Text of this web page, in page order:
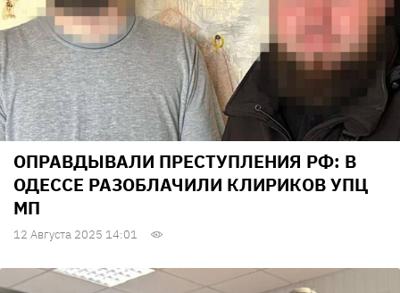
ОПРАВДЫВАЛИ ПРЕСТУПЛЕНИЯ РФ: В
ОДЕССЕ РАЗОБЛАЧИЛИ КЛИРИКОВ УПЦ
МП
12 Августа 2025 14:01